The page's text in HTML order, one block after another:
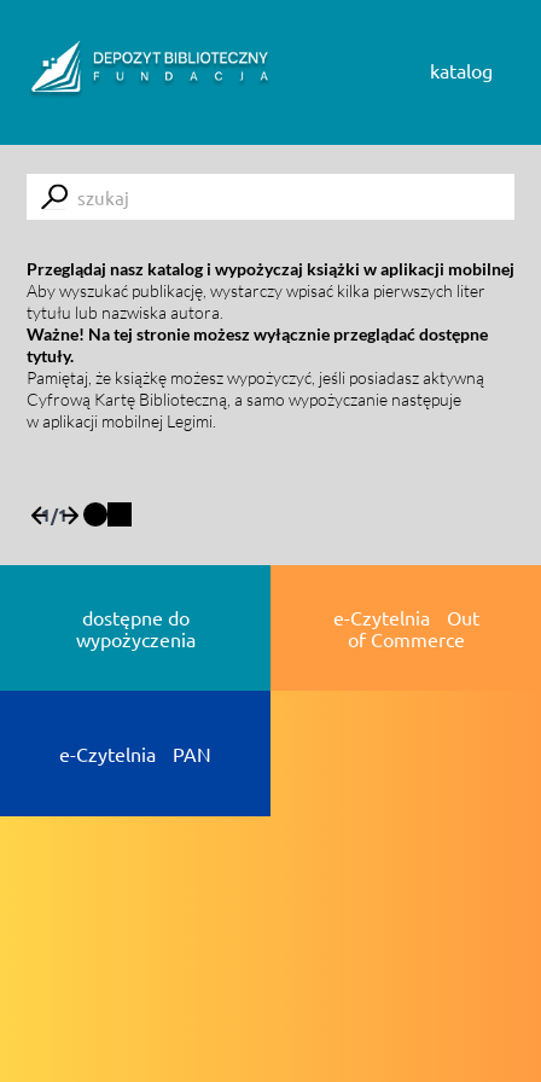
katalog
Submit
Przeglądaj nasz katalog i wypożyczaj książki w aplikacji mobilnej
Aby wyszukać publikację, wystarczy wpisać kilka pierwszych liter
tytułu lub nazwiska autora.
Ważne! Na tej stronie możesz wyłącznie przeglądać dostępne
tytuły.
Pamiętaj, że książkę możesz wypożyczyć, jeśli posiadasz aktywną
Cyfrową Kartę Biblioteczną, a samo wypożyczanie następuje
w aplikacji mobilnej Legimi.
1/1
dostępne do
wypożyczenia
e-Czytelnia Out
of Commerce
e-Czytelnia PAN